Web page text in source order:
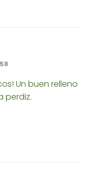
Un buen relleno
perdiz.